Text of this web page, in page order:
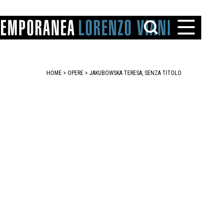
HOME > OPERE > JAKUBOWSKA TERESA, SENZA TITOLO